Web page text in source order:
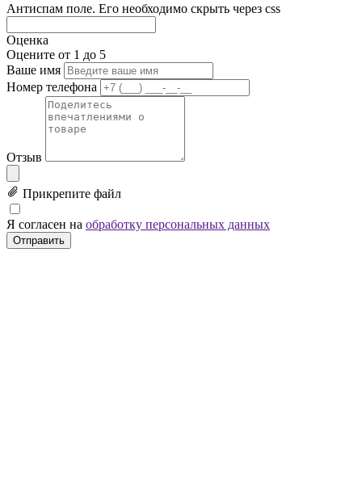
Антиспам поле. Его необходимо скрыть через css
Оценка
Оцените от 1 до 5
Ваше имя
Номер телефона
Отзыв
Прикрепите файл
Я согласен на обработку персональных данных